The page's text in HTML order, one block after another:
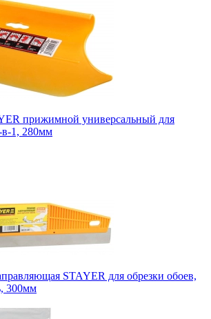
прижимной универсальный для
в-1, 280мм
STAYER для обрезки обоев,
300мм